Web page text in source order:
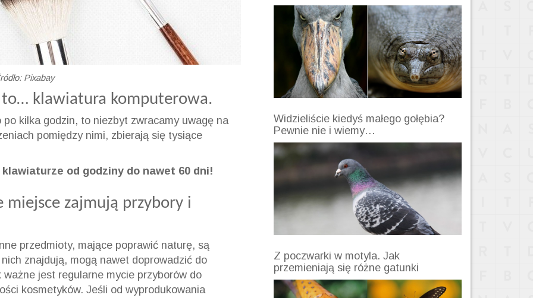
Pixabay
klawiatura komputerowa.
kilka godzin, to niezbyt zwracamy uwagę na
pomiędzy nimi, zbierają się tysiące
od godziny do nawet 60 dni!
zajmują przybory i
przedmioty, mające poprawić naturę, są
znajdują, mogą nawet doprowadzić do
jest regularne mycie przyborów do
kosmetyków. Jeśli od wyprodukowania
Widzieliście kiedyś małego gołębia?
Pewnie nie i wiemy…
Z poczwarki w motyla. Jak
przemieniają się różne gatunki